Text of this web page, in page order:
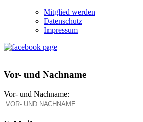
Mitglied werden
Datenschutz
Impressum
Vor- und Nachname
Vor- und Nachname: